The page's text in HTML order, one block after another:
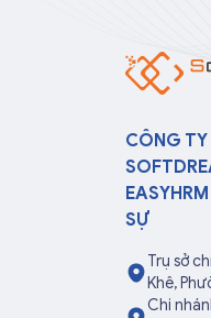
CÔNG
SỰ
Trụ sở
Khê,
Chi